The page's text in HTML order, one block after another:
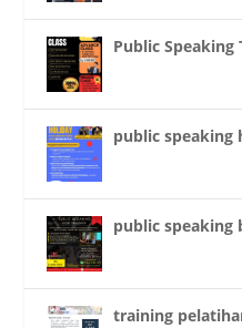
Public Speaking
public speaking
public
training